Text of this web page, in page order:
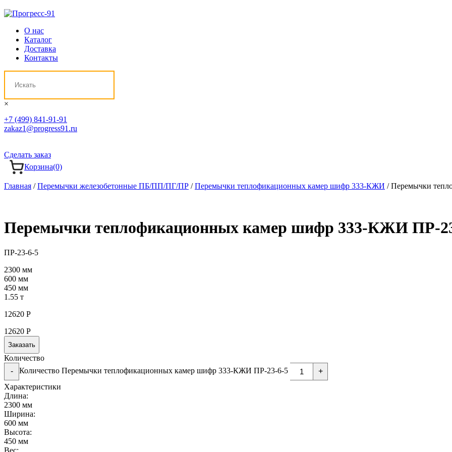
О нас
Каталог
Доставка
Контакты
×
+7 (499) 841-91-91
zakaz1@progress91.ru
Сделать заказ
Корзина(0)
Главная /Перемычки железобетонные ПБ/ПП/ПГ/ПР /Перемычки теплофикационных камер шифр 333-КЖИ / Перемычки
Перемычки теплофикационных камер шифр 333-КЖИ ПР-
ПР-23-6-5
2300 мм
600 мм
450 мм
1.55 т
12620 Р
12620 Р
Заказать
Количество
-
Количество Перемычки теплофикационных камер шифр 333-КЖИ ПР-23-6-5
+
Характеристики
Длина:
2300 мм
Ширина:
600 мм
Высота:
450 мм
Вес: